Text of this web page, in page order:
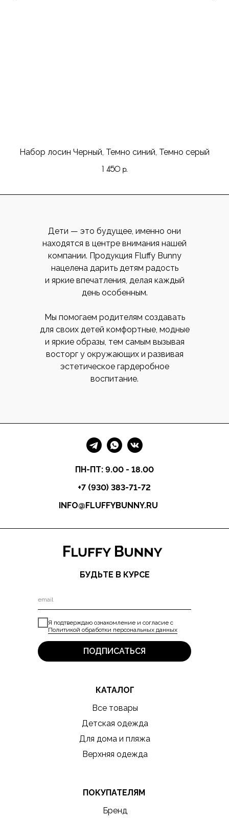
Набор лосин Черный, Темно синий, Темно серый
1 450 р.
Дети — это будущее, именно они
находятся в центре внимания нашей
компании. Продукция Fluffy Bunny
нацелена дарить детям радость
и яркие впечатления, делая каждый
день особенным.
Мы помогаем родителям создавать
для своих детей комфортные, модные
и яркие образы, тем самым вызывая
восторг у окружающих и развивая
эстетическое гардеробное
воспитание.
+7 (930) 383-71-72
INFO@FLUFFYBUNNY.RU
ПН-ПТ: 9.00 - 18.00
КАТАЛОГ
Детская одежда
Для дома и пляжа
Верхняя одежда
ПОКУПАТЕЛЯМ
Бренд
Я подтверждаю ознакомление и согласие с
Политикой обработки персональных данных
ПОДПИСАТЬСЯ
БУДЬТЕ В КУРСЕ
Все товары